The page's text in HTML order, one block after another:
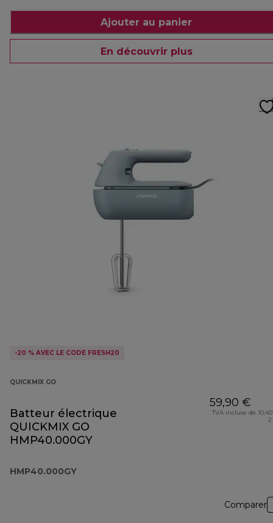
Ajouter au panier
En découvrir plus
-20 % AVEC LE CODE FRESH20
QUICKMIX GO
Batteur électrique
QUICKMIX GO
HMP40.000GY
HMP40.000GY
59,90 €
TVA incluse de
Comparer